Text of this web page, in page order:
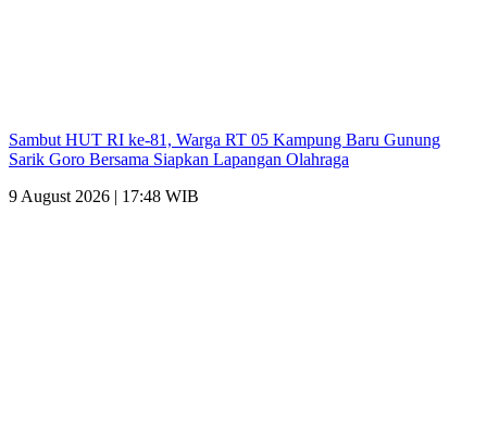
Sambut HUT RI ke-81, Warga RT 05 Kampung Baru Gunung
Sarik Goro Bersama Siapkan Lapangan Olahraga
9 August 2026 | 17:48 WIB